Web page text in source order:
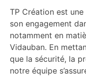
TP Création est
son engagement
notamment en
Vidauban. En
que la sécurité, la
notre équipe